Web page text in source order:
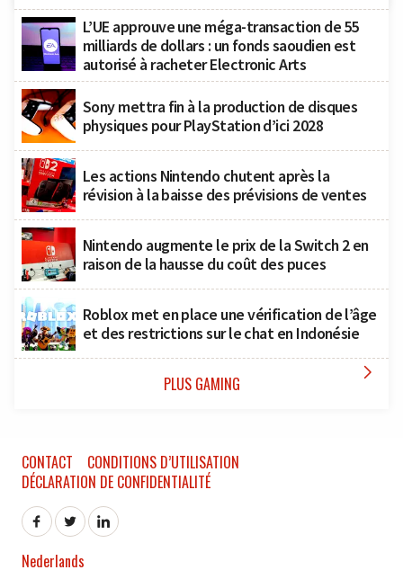
L’UE approuve une méga-transaction de 55
milliards de dollars : un fonds saoudien est
autorisé à racheter Electronic Arts
Sony mettra fin à la production de disques
physiques pour PlayStation d’ici 2028
Les actions Nintendo chutent après la
révision à la baisse des prévisions de ventes
Nintendo augmente le prix de la Switch 2 en
raison de la hausse du coût des puces
Roblox met en place une vérification de l’âge
et des restrictions sur le chat en Indonésie
PLUS GAMING 
CONTACT
CONDITIONS D’UTILISATION
DÉCLARATION DE CONFIDENTIALITÉ
Nederlands